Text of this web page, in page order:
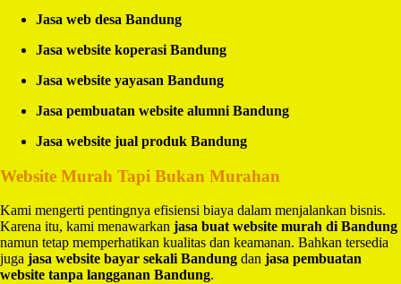
Jasa web desa Bandung
Jasa website koperasi Bandung
Jasa website yayasan Bandung
Jasa pembuatan website alumni Bandung
Jasa website jual produk Bandung
Website Murah Tapi Bukan Murahan
Kami mengerti pentingnya efisiensi biaya dalam menjalankan bisnis.
Karena itu, kami menawarkan jasa buat website murah di Bandung
namun tetap memperhatikan kualitas dan keamanan. Bahkan tersedia
juga jasa website bayar sekali Bandung dan jasa pembuatan
website tanpa langganan Bandung.